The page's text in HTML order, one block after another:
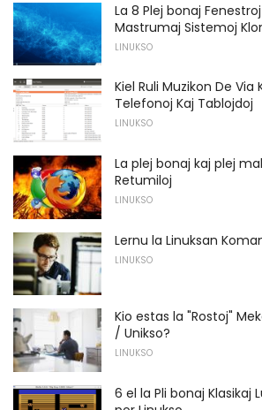
La 8 Plej bonaj
Mastrumaj Sistemoj
LINUKSO
Kiel Ruli Muzikon De
Telefonoj Kaj Tablojdoj
LINUKSO
La plej bonaj kaj plej
Retumiloj
LINUKSO
Lernu la Linuksan
LINUKSO
Kio estas la "Rostoj"
/ Unikso?
LINUKSO
6 el la Pli bonaj Klasikaj